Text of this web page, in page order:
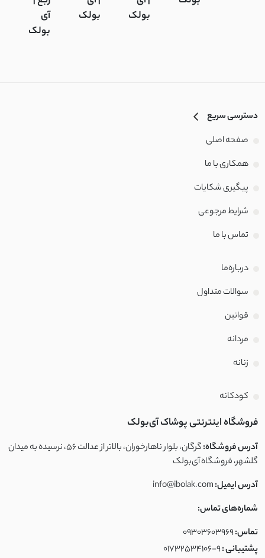
بولک
بولک
آی
بولک
دسترسی سریع
صفحه اصلی
همکاری با ما
پیگیری شکایات
شرایط مرجوعی
تماس با‌ ما
درباره‌ما
سوالات متداول
قوانین
مردانه
زنانه
کودکانه
فروشگاه اینترنتی پوشاک آی‌بولک
آدرس فروشگاه:
گرگان، بلوار ناهارخوران، بالاتر از عدالت ۵۶، نرسیده به میدان
گلشهر، فروشگاه آی‌بولک
آدرس ایمیل:info@ibolak.com
شماره‌های تماس:
تماس:09303603969
پشتیبانی :01732534106-9